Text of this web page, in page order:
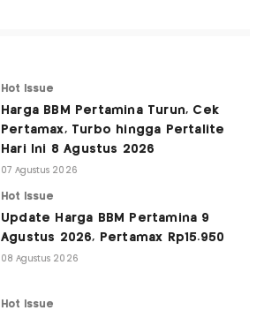
Hot Issue
Harga BBM Pertamina Turun, Cek
Pertamax, Turbo hingga Pertalite
Hari Ini 8 Agustus 2026
07 Agustus 2026
Hot Issue
Update Harga BBM Pertamina 9
Agustus 2026, Pertamax Rp15.950
08 Agustus 2026
Hot Issue